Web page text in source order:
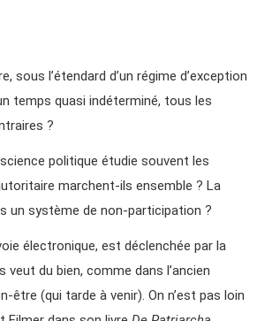
l’étendard d’un régime d’exception
temps quasi indéterminé, tous les
?
politique étudie souvent les
marchent-ils ensemble ? La
un système de non-participation ?
électronique, est déclenchée par la
du bien, comme dans l’ancien
être (qui tarde à venir). On n’est pas loin